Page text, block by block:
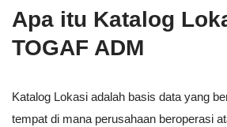
Apa itu Katalog
TOGAF ADM
Katalog Lokasi adalah basis data yang
tempat di mana perusahaan beroperasi